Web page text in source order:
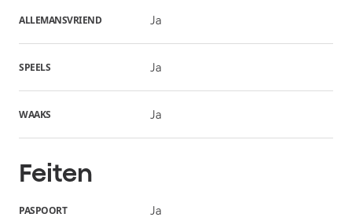
ALLEMANSVRIEND Ja
SPEELS Ja
WAAKS Ja
Feiten
PASPOORT Ja